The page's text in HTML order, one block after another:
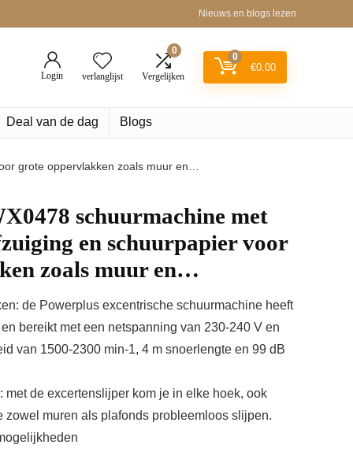
Nieuws en blogs lezen
Login verlanglijst
0
Vergelijken
0
€0.00
Deal van de dag Blogs
grote oppervlakken zoals muur en…
schuurmachine met
en schuurpapier voor
zoals muur en…
de Powerplus excentrische schuurmachine heeft
bereikt met een netspanning van 230-240 V en
van 1500-2300 min-1, 4 m snoerlengte en 99 dB
met de excertenslijper kom je in elke hoek, ook
zowel muren als plafonds probleemloos slijpen.